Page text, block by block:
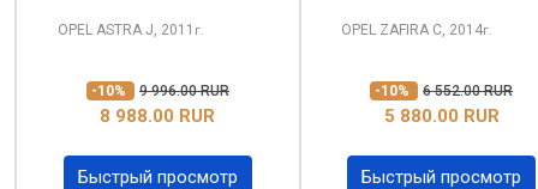
OPEL ASTRA J, 2011 г.
-10% 9 996.00 RUR
8 988.00 RUR
Быстрый просмотр
OPEL ZAFIRA C, 2014г.
-10% 6 552.00 RUR
5 880.00 RUR
Быстрый просмотр